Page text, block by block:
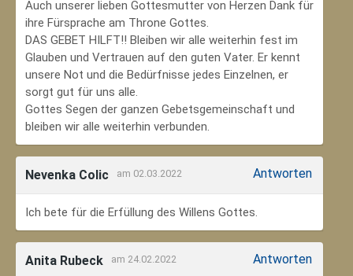
Auch unserer lieben Gottesmutter von Herzen Dank für
ihre Fürsprache am Throne Gottes.
DAS GEBET HILFT!! Bleiben wir alle weiterhin fest im
Glauben und Vertrauen auf den guten Vater. Er kennt
unsere Not und die Bedürfnisse jedes Einzelnen, er
sorgt gut für uns alle.
Gottes Segen der ganzen Gebetsgemeinschaft und
bleiben wir alle weiterhin verbunden.
Nevenka Colic am 02.03.2022 Antworten
Ich bete für die Erfüllung des Willens Gottes.
Anita Rubeck am 24.02.2022 Antworten